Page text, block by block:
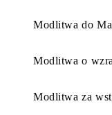
Modlitwa do
Modlitwa o
Modlitwa za